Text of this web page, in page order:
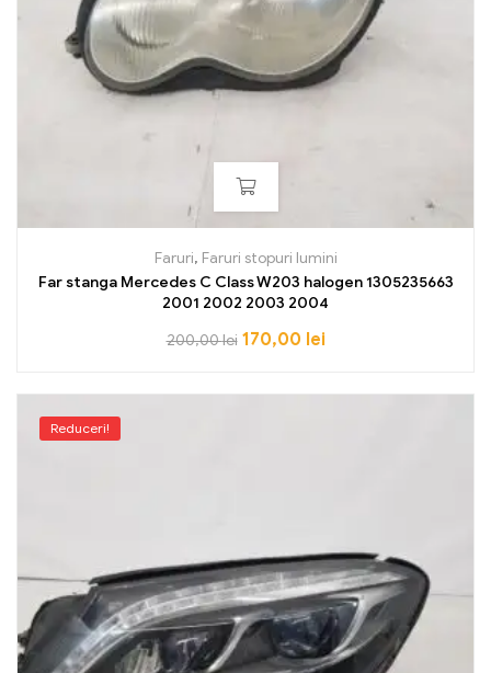
Faruri, Faruri stopuri lumini
Far stanga Mercedes C Class W203 halogen 1305235663
2001 2002 2003 2004
200,00lei 170,00 lei
Reduceri!